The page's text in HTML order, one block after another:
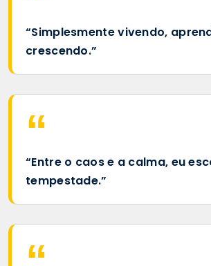
“Simplesmente vivendo,
crescendo.”
“Entre o caos e a calma, eu
tempestade.”